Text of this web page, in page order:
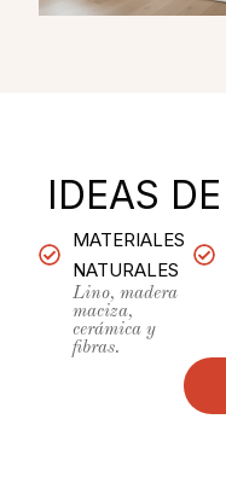
IDEAS DE
MATERIALES
NATURALES
Lino, madera
maciza,
cerámica y
fibras.